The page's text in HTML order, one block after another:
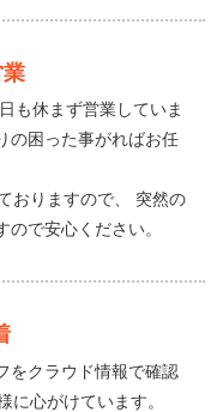
も休まず営業していま
の困った事がればお任
おりますので、 突然の
ので安心ください。
をクラウド情報で確認
に心がけています。